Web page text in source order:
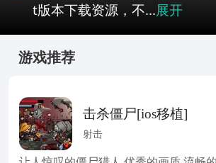
t版本下载资源，不...展开
游戏推荐
击杀僵尸[ios移植]
射击